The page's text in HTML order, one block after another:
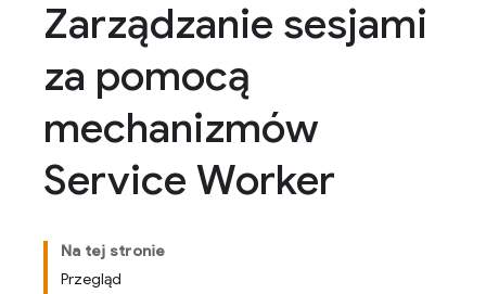
Zarządzanie sesjami
za pomocą
mechanizmów
Service Worker
Na tej stronie
Przegląd